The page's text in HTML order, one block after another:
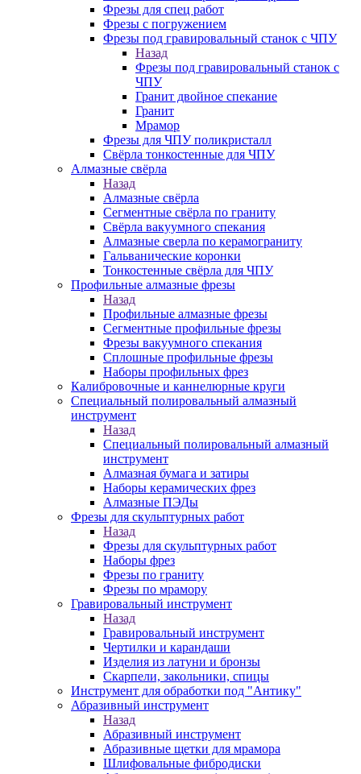
Фрезы для спец работ
Фрезы с погружением
Фрезы под гравировальный станок с ЧПУ
Назад
Фрезы под гравировальный станок с
ЧПУ
Гранит двойное спекание
Гранит
Мрамор
Фрезы для ЧПУ поликристалл
Свёрла тонкостенные для ЧПУ
Алмазные свёрла
Назад
Алмазные свёрла
Сегментные свёрла по граниту
Свёрла вакуумного спекания
Алмазные сверла по керамограниту
Гальванические коронки
Тонкостенные свёрла для ЧПУ
Профильные алмазные фрезы
Назад
Профильные алмазные фрезы
Сегментные профильные фрезы
Фрезы вакуумного спекания
Сплошные профильные фрезы
Наборы профильных фрез
Калибровочные и каннелюрные круги
Специальный полировальный алмазный
инструмент
Назад
Специальный полировальный алмазный
инструмент
Алмазная бумага и затиры
Наборы керамических фрез
Алмазные ПЭДы
Фрезы для скульптурных работ
Назад
Фрезы для скульптурных работ
Наборы фрез
Фрезы по граниту
Фрезы по мрамору
Гравировальный инструмент
Назад
Гравировальный инструмент
Чертилки и карандаши
Изделия из латуни и бронзы
Скарпели, закольники, спицы
Инструмент для обработки под "Антику"
Абразивный инструмент
Назад
Абразивный инструмент
Абразивные щетки для мрамора
Шлифовальные фибродиски